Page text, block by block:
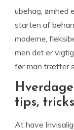
ubehag, ømhed
starten af
moderne,
men det er
før man træffer
tips,
At have